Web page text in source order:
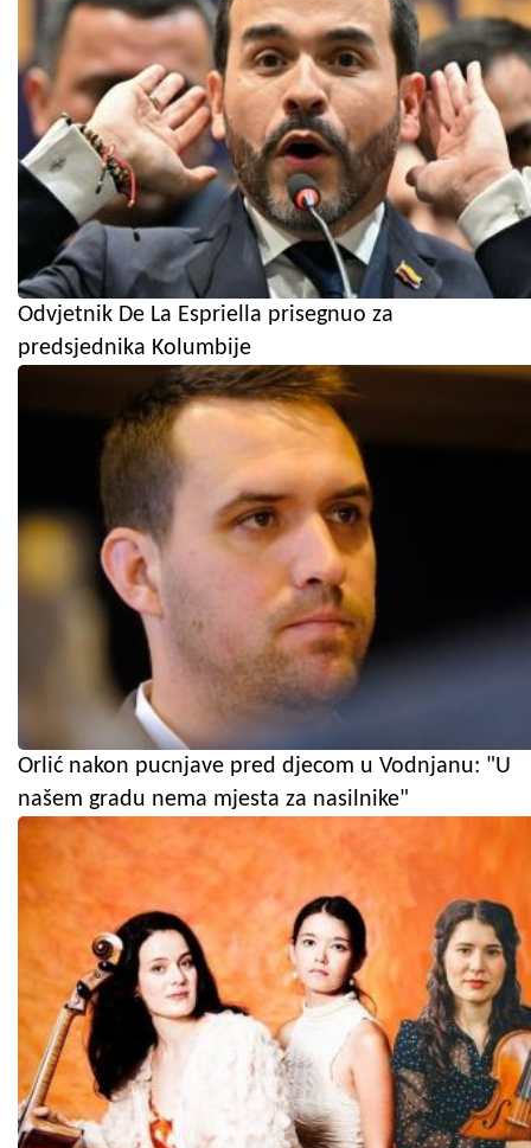
Odvjetnik De La Espriella prisegnuo za
predsjednika Kolumbije
Orlić nakon pucnjave pred djecom u Vodnjanu: "U
našem gradu nema mjesta za nasilnike"